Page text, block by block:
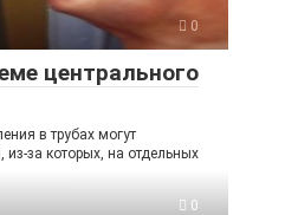
0
центрального
в трубах могут
из-за которых, на отдельных
0